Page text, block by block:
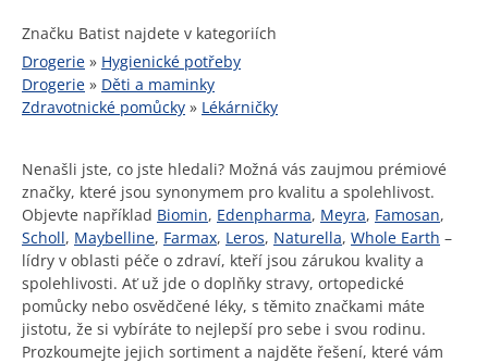
Značku Batist najdete v kategoriích
Drogerie » Hygienické potřeby
Drogerie » Děti a maminky
Zdravotnické pomůcky » Lékárničky
Nenašli jste, co jste hledali? Možná vás zaujmou prémiové
značky, které jsou synonymem pro kvalitu a spolehlivost.
Objevte například Biomin, Edenpharma, Meyra, Famosan,
Scholl, Maybelline, Farmax, Leros, Naturella, Whole Earth –
lídry v oblasti péče o zdraví, kteří jsou zárukou kvality a
spolehlivosti. Ať už jde o doplňky stravy, ortopedické
pomůcky nebo osvědčené léky, s těmito značkami máte
jistotu, že si vybíráte to nejlepší pro sebe i svou rodinu.
Prozkoumejte jejich sortiment a najděte řešení, které vám